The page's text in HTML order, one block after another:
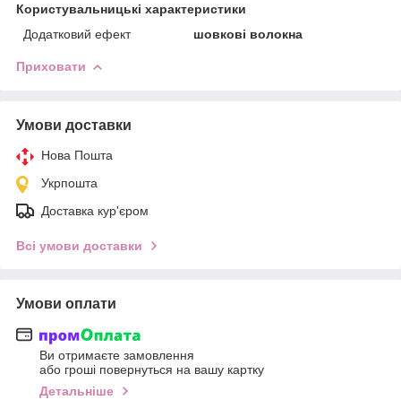
Користувальницькі характеристики
Додатковий ефект
шовкові волокна
Приховати
Умови доставки
Нова Пошта
Укрпошта
Доставка кур'єром
Всі умови доставки
Умови оплати
Ви отримаєте замовлення
або гроші повернуться на вашу картку
Детальніше